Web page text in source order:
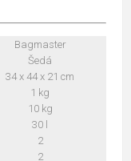
Bagmaster
Šedá
34 x 44 x 21 cm
1 kg
10 kg
30 l
2
2